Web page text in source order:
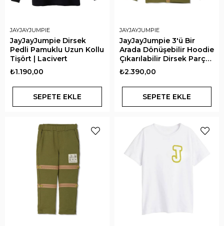
JAYJAYJUMPIE
JayJayJumpie Dirsek
Pedli Pamuklu Uzun Kollu
Tişört | Lacivert
₺1.190,00
SEPETE EKLE
JAYJAYJUMPIE
JayJayJumpie 3'ü Bir
Arada Dönüşebilir Hoodie
Çıkarılabilir Dirsek Parçalı
Kapüşonlu Çocuk
Sweatshirt | Haki
₺2.390,00
SEPETE EKLE